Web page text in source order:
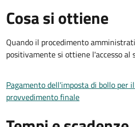
Cosa si ottiene
Quando il procedimento
positivamente si ottiene l'accesso al
Pagamento dell'imposta di bollo per
provvedimento finale